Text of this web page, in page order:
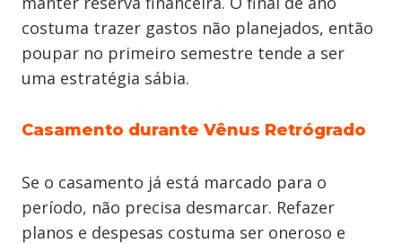
costuma trazer gastos não planejados, então
poupar no primeiro semestre tende a ser
uma estratégia sábia.
Casamento durante Vênus Retrógrado
Se o casamento já está marcado para o
período, não precisa desmarcar. Refazer
planos e despesas costuma ser oneroso e